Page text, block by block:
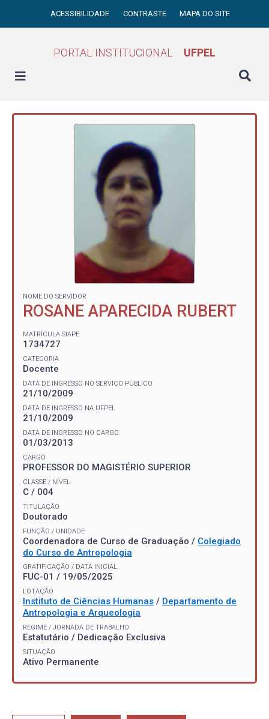
ACESSIBILIDADE CONTRASTE MAPA DO SITE
PORTAL INSTITUCIONAL UFPEL
NOME DO SERVIDOR
ROSANE APARECIDA RUBERT
MATRÍCULA SIAPE
1734727
CATEGORIA
Docente
DATA DE INGRESSO NO SERVIÇO PÚBLICO
21/10/2009
DATA DE INGRESSO NA UFPEL
21/10/2009
DATA DE INGRESSO NO CARGO
01/03/2013
CARGO
PROFESSOR DO MAGISTÉRIO SUPERIOR
CLASSE / NÍVEL
C / 004
TITULAÇÃO
Doutorado
FUNÇÃO / UNIDADE
Coordenadora de Curso de Graduação / Colegiado
do Curso de Antropologia
GRATIFICAÇÃO / DATA INICIAL
FUC-01 / 19/05/2025
LOTAÇÃO
Instituto de Ciências Humanas / Departamento de
Antropologia e Arqueologia
REGIME / JORNADA DE TRABALHO
Estatutário / Dedicação Exclusiva
SITUAÇÃO
Ativo Permanente